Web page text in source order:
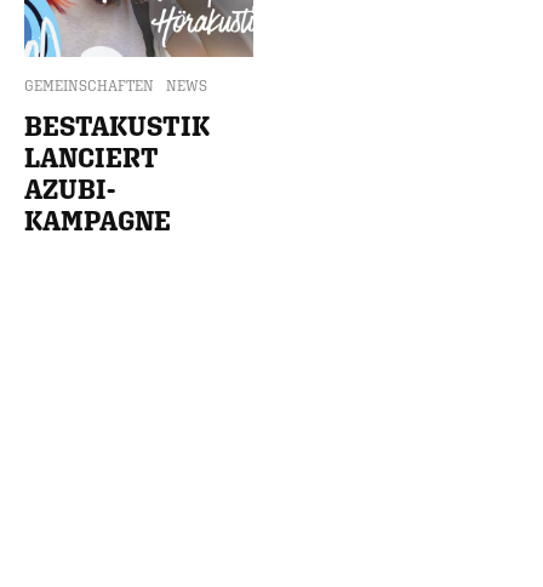
GEMEINSCHAFTEN NEWS
BESTAKUSTIK
LANCIERT
AZUBI-
KAMPAGNE